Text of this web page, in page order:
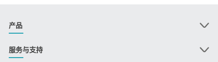
产品
服务与支持